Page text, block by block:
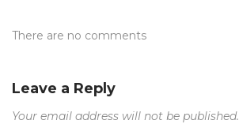
There are no comments
Leave a Reply
Your email address will not be published.